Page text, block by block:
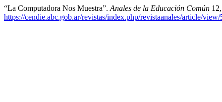
“La Computadora Nos Muestra”. Anales de la Educación Común
https://cendie.abc.gob.ar/revistas/index.php/revistaanales/article/view/